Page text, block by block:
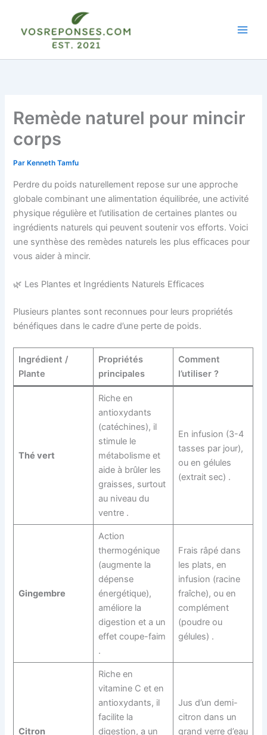
contenu
Remède naturel pour mincir
corps
Par Kenneth Tamfu
Perdre du poids naturellement repose sur une approche
globale combinant une alimentation équilibrée, une activité
physique régulière et l’utilisation de certaines plantes ou
ingrédients naturels qui peuvent soutenir vos efforts. Voici
une synthèse des remèdes naturels les plus efficaces pour
vous aider à mincir.
🌿 Les Plantes et Ingrédients Naturels Efficaces
Plusieurs plantes sont reconnues pour leurs propriétés
bénéfiques dans le cadre d’une perte de poids.
Ingrédient /
Plante
Propriétés
principales
Comment
l’utiliser ?
Thé vert
Riche en
antioxydants
(catéchines), il
stimule le
métabolisme et
aide à brûler les
graisses, surtout
au niveau du
ventre .
En infusion (3-4
tasses par jour),
ou en gélules
(extrait sec) .
Gingembre
Action
thermogénique
(augmente la
dépense
énergétique),
améliore la
digestion et a un
effet coupe-faim
.
Frais râpé dans
les plats, en
infusion (racine
fraîche), ou en
complément
(poudre ou
gélules) .
Citron
Riche en
vitamine C et en
antioxydants, il
facilite la
digestion, a un
Jus d’un demi-
citron dans un
grand verre d’eau